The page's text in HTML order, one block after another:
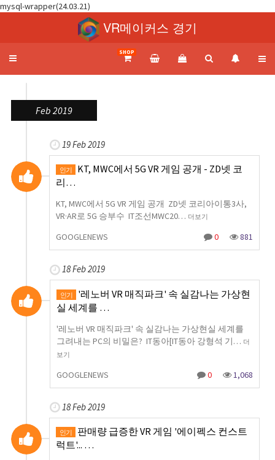
mysql-wrapper(24.03.21)
VR메이커스 경기
Toggle
SHOP
Feb 2019
19 Feb 2019
인기
KT, MWC에서 5G VR 게임 공개 - ZD넷 코
리…
KT, MWC에서 5G VR 게임 공개 ZD넷 코리아이통3사,
VR·AR로 5G 승부수 IT조선MWC20… 더보기
GOOGLENEWS 0 881
18 Feb 2019
인기
'레노버 VR 매직파크' 속 실감나는 가상현
실 세계를 …
'레노버 VR 매직파크' 속 실감나는 가상현실 세계를
그려내는 PC의 비밀은? IT동아[IT동아 강형석 기… 더
보기
GOOGLENEWS 0 1,068
18 Feb 2019
인기
판매량 급증한 VR 게임 '에이펙스 컨스트
럭트'... …